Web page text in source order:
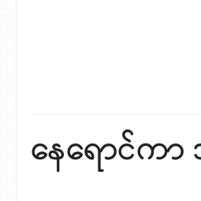
နေရောင်က